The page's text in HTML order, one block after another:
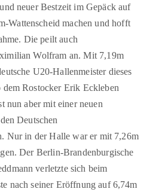
neuer Bestzeit im Gepäck auf
Wattenscheid machen und hofft
Die peilt auch
Wolfram an. Mit 7,19m
U20-Hallenmeister dieses
Rostocker Erik Eckleben
nun aber mit einer neuen
Deutschen
Nur in der Halle war er mit 7,26m
Der Berlin-Brandenburgische
verletzte sich beim
nach seiner Eröffnung auf 6,74m